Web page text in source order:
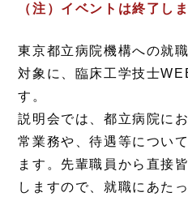
（注）イベントは終了し
東京都立病院機構への就
対象に、臨床工学技士
す。
説明会では、都立病院に
常業務や、待遇等につい
ます。先輩職員から直接
しますので、就職にあた